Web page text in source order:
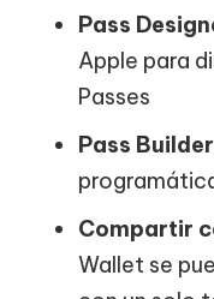
Pass
Apple para
Passes
Pass
Compartir
Wallet se